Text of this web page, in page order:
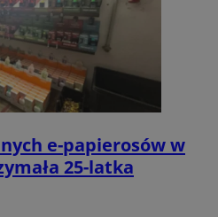
e-papierosów w
25-latka